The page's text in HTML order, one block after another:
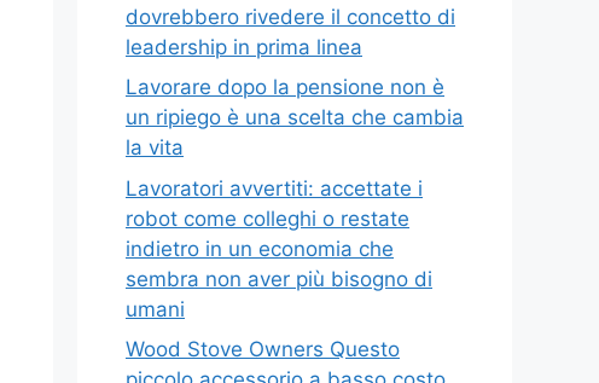
dovrebbero rivedere il concetto di
leadership in prima linea
Lavorare dopo la pensione non è
un ripiego è una scelta che cambia
la vita
Lavoratori avvertiti: accettate i
robot come colleghi o restate
indietro in un economia che
sembra non aver più bisogno di
umani
Wood Stove Owners Questo